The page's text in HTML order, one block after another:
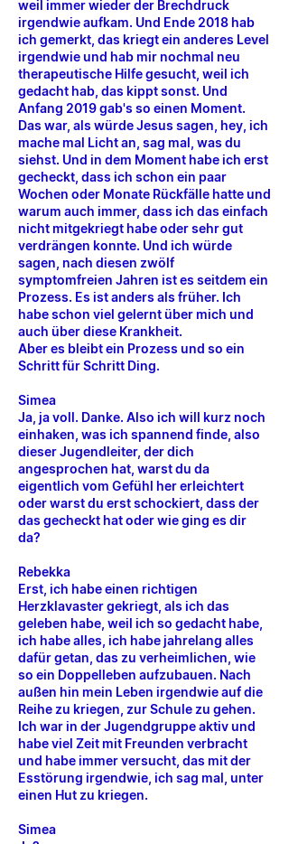
weil immer wieder der Brechdruck
irgendwie aufkam. Und Ende 2018 hab
ich gemerkt, das kriegt ein anderes Level
irgendwie und hab mir nochmal neu
therapeutische Hilfe gesucht, weil ich
gedacht hab, das kippt sonst. Und
Anfang 2019 gab's so einen Moment.
Das war, als würde Jesus sagen, hey, ich
mache mal Licht an, sag mal, was du
siehst. Und in dem Moment habe ich erst
gecheckt, dass ich schon ein paar
Wochen oder Monate Rückfälle hatte und
warum auch immer, dass ich das einfach
nicht mitgekriegt habe oder sehr gut
verdrängen konnte. Und ich würde
sagen, nach diesen zwölf
symptomfreien Jahren ist es seitdem ein
Prozess. Es ist anders als früher. Ich
habe schon viel gelernt über mich und
auch über diese Krankheit.
Aber es bleibt ein Prozess und so ein
Schritt für Schritt Ding.
Simea
Ja, ja voll. Danke. Also ich will kurz noch
einhaken, was ich spannend finde, also
dieser Jugendleiter, der dich
angesprochen hat, warst du da
eigentlich vom Gefühl her erleichtert
oder warst du erst schockiert, dass der
das gecheckt hat oder wie ging es dir
da?
Rebekka
Erst, ich habe einen richtigen
Herzklavaster gekriegt, als ich das
geleben habe, weil ich so gedacht habe,
ich habe alles, ich habe jahrelang alles
dafür getan, das zu verheimlichen, wie
so ein Doppelleben aufzubauen. Nach
außen hin mein Leben irgendwie auf die
Reihe zu kriegen, zur Schule zu gehen.
Ich war in der Jugendgruppe aktiv und
habe viel Zeit mit Freunden verbracht
und habe immer versucht, das mit der
Esstörung irgendwie, ich sag mal, unter
einen Hut zu kriegen.
Simea